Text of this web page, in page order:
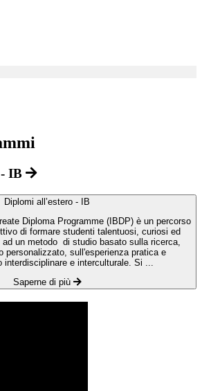
IB
Diplomi all’estero - IB
Diploma Programme (IBDP) è un percorso
di formare studenti talentuosi, curiosi ed
un metodo di studio basato sulla ricerca,
personalizzato, sull'esperienza pratica e
interdisciplinare e interculturale. Si ...
Saperne di più